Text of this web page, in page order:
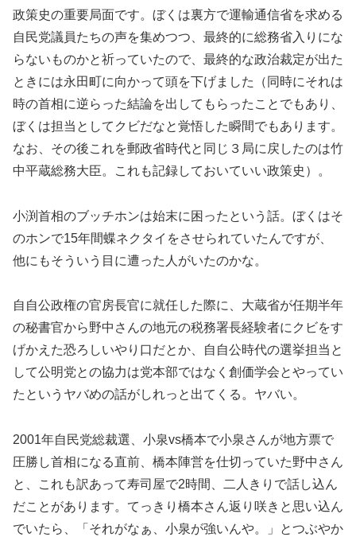
政策史の重要局面です。ぼくは裏方で運輸通信省を求める
自民党議員たちの声を集めつつ、最終的に総務省入りにな
らないものかと祈っていたので、最終的な政治裁定が出た
ときには永田町に向かって頭を下げました（同時にそれは
時の首相に逆らった結論を出してもらったことでもあり、
ぼくは担当としてクビだなと覚悟した瞬間でもあります。
なお、その後これを郵政省時代と同じ３局に戻したのは竹
中平蔵総務大臣。これも記録しておいていい政策史）。
小渕首相のブッチホンは始末に困ったという話。ぼくはそ
のホンで15年間蝶ネクタイをさせられていたんですが、
他にもそういう目に遭った人がいたのかな。
自自公政権の官房長官に就任した際に、大蔵省が任期半年
の秘書官から野中さんの地元の税務署長経験者にクビをす
げかえた恐ろしいやり口だとか、自自公時代の選挙担当と
して公明党との協力は党本部ではなく創価学会とやってい
たというヤバめの話がしれっと出てくる。ヤバい。
2001年自民党総裁選、小泉vs橋本で小泉さんが地方票で
圧勝し首相になる直前、橋本陣営を仕切っていた野中さん
と、これも訳あって寿司屋で2時間、二人きりで話し込ん
だことがあります。てっきり橋本さん返り咲きと思い込ん
でいたら、「それがなぁ、小泉が強いんや。」とつぶやか